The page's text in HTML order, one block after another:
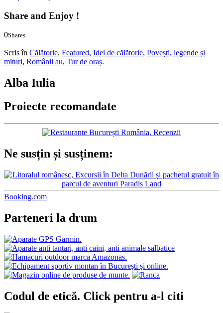
Share and Enjoy !
0Shares
Scris în Călătorie, Featured, Idei de călătorie, Povești, legende și
mituri, Românii au, Tur de oraș.
Alba Iulia
Proiecte recomandate
Ne susțin și susținem:
Booking.com
Parteneri la drum
Codul de etică. Click pentru a-l citi